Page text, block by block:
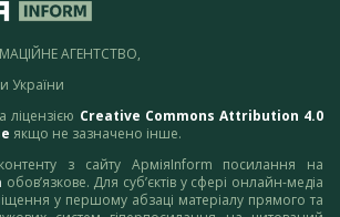
АГЕНТСТВО,
України
ліцензією Creative Commons Attribution 4.0
якщо не зазначено інше.
з сайту АрміяInform посилання на
обов’язкове. Для суб’єктів у сфері онлайн-медіа
у першому абзаці матеріалу прямого та